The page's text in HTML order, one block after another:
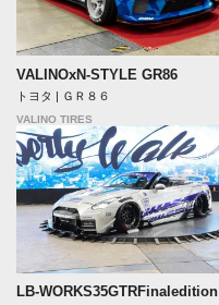
VALINOxN-STYLE GR86
トヨタ | ＧＲ８６
VALINO TIRES
LB-WORKS35GTRFinaledition